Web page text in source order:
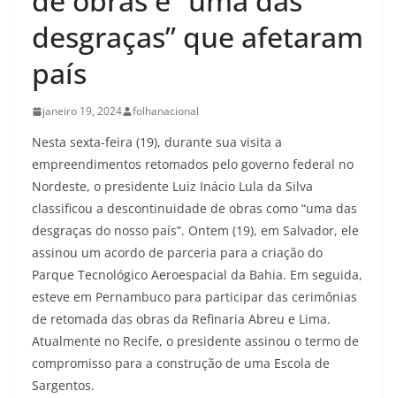
desgraças” que afetaram
país
janeiro 19, 2024 folhanacional
Nesta sexta-feira (19), durante sua visita a
empreendimentos retomados pelo governo federal no
Nordeste, o presidente Luiz Inácio Lula da Silva
classificou a descontinuidade de obras como “uma das
desgraças do nosso país”. Ontem (19), em Salvador, ele
assinou um acordo de parceria para a criação do
Parque Tecnológico Aeroespacial da Bahia. Em seguida,
esteve em Pernambuco para participar das cerimônias
de retomada das obras da Refinaria Abreu e Lima.
Atualmente no Recife, o presidente assinou o termo de
compromisso para a construção de uma Escola de
Sargentos.